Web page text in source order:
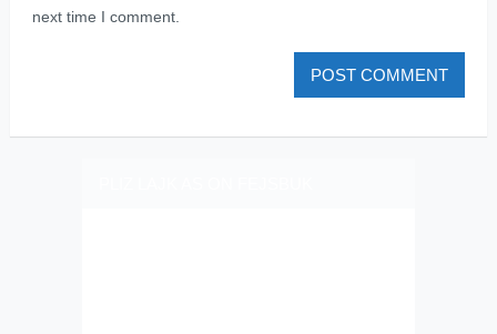
next time I comment.